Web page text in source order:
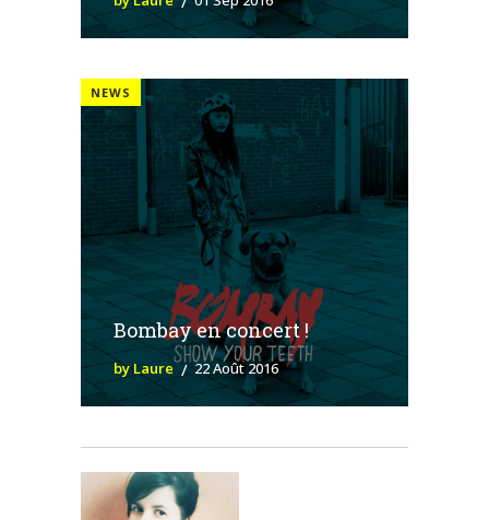
NEWS
Bombay en concert !
by Laure 22 Août 2016